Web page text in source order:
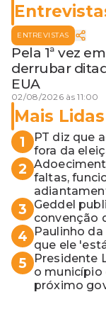
ENTREVISTAS
Pela 1ª vez
derrubar
EUA
02/08/2026 às 11:00
Mais Lidas
1
PT diz que
fora da
2
faltas,
3
Geddel
convenção
4
Paulinho
que ele
5
Presidente
o município
próximo